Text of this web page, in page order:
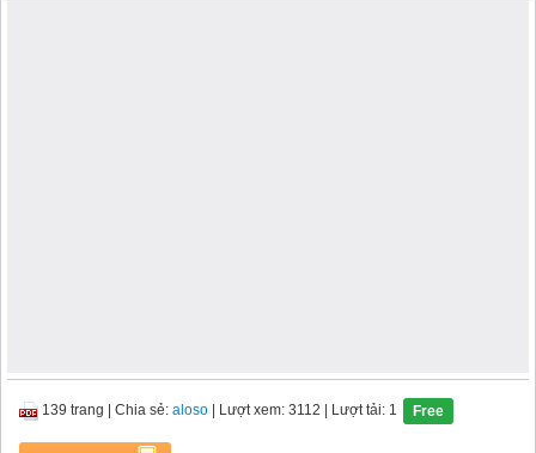
139 trang Chia sẻ: aloso | Lượt xem: 3112 | Lượt tải: 1 Free